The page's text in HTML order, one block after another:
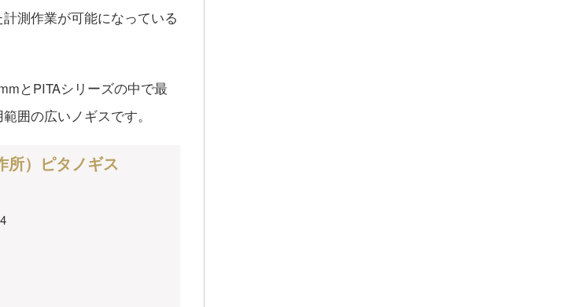
測作業が可能になっている
とPITAシリーズの中で最
囲の広いノギスです。
所）ピタノギス